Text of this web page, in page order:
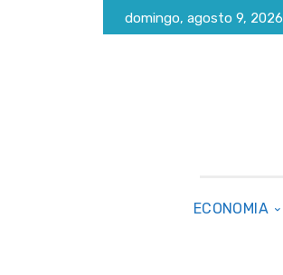
domingo, agosto 9, 2026
ECONOMIA